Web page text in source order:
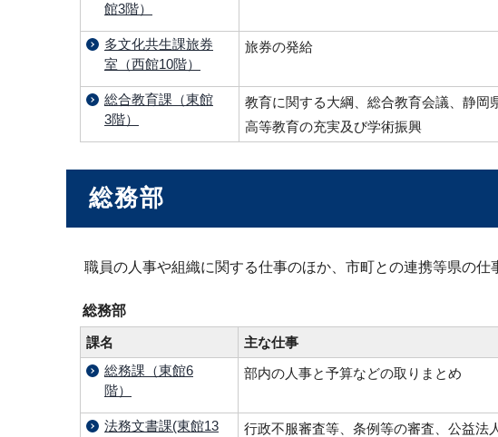
館3階）
多文化共生課旅券
室（西館10階）
旅券の発給
総合教育課（東館
3階）
教育に関する大綱、総合教育会議、静岡
高等教育の充実及び学術振興
総務部
職員の人事や組織に関する仕事のほか、市町との連携等県の仕
総務部
課名 主な仕事
総務課（東館6
階）
部内の人事と予算などの取りまとめ
法務文書課(東館13
行政不服審査等、条例等の審査、公益法